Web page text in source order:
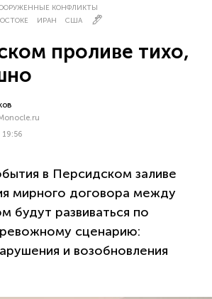
КОНФЛИКТЫ
ИРАН США
проливе тихо,
в Персидском заливе
мирного договора между
будут развиваться по
сценарию:
и возобновления